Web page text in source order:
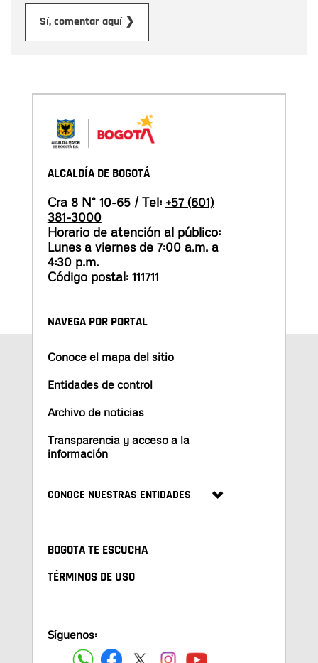
Sí, comentar aquí ❯
ALCALDÍA DE BOGOTÁ
Cra 8 N° 10-65 / Tel: +57 (601)
381-3000
Horario de atención al público:
Lunes a viernes de 7:00 a.m. a
4:30 p.m.
Código postal: 111711
NAVEGA POR PORTAL
Conoce el mapa del sitio
Entidades de control
Archivo de noticias
Transparencia y acceso a la
información
CONOCE NUESTRAS ENTIDADES
BOGOTA TE ESCUCHA
TÉRMINOS DE USO
Síguenos: